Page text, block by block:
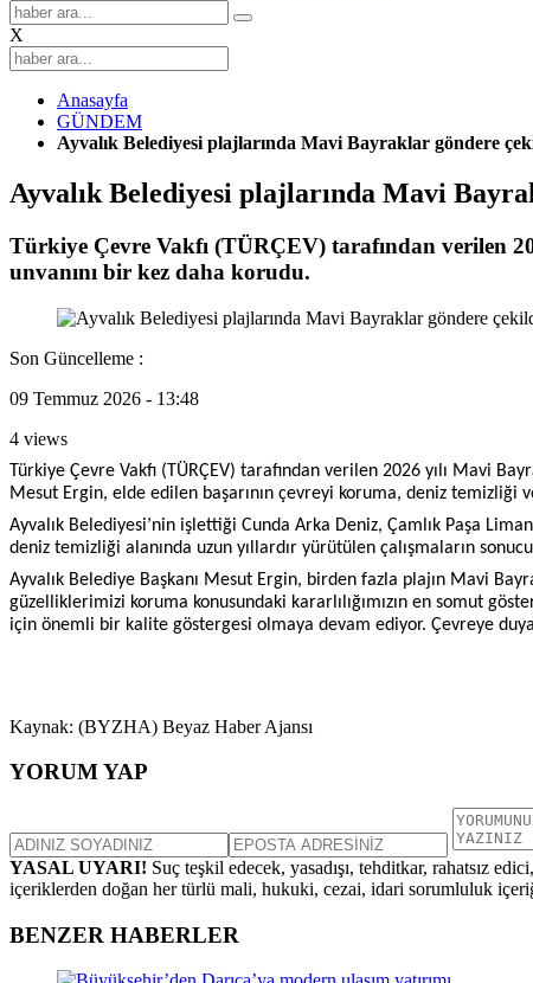
X
Anasayfa
GÜNDEM
Ayvalık Belediyesi plajlarında Mavi Bayraklar göndere
Ayvalık Belediyesi plajlarında Mavi
Türkiye Çevre Vakfı (TÜRÇEV) tarafından verilen
unvanını bir kez daha korudu.
Son Güncelleme :
09 Temmuz 2026 - 13:48
4 views
Türkiye Çevre Vakfı (TÜRÇEV) tarafından verilen 2026 yılı Mavi
Mesut Ergin, elde edilen başarının çevreyi koruma, deniz temizliği
Ayvalık Belediyesi’nin işlettiği Cunda Arka Deniz, Çamlık Paşa
deniz temizliği alanında uzun yıllardır yürütülen çalışmaların
Ayvalık Belediye Başkanı Mesut Ergin, birden fazla plajın Mavi
güzelliklerimizi koruma konusundaki kararlılığımızın en somut
için önemli bir kalite göstergesi olmaya devam ediyor. Çevreye
Kaynak: (BYZHA) Beyaz Haber Ajansı
YORUM YAP
YASAL UYARI! Suç teşkil edecek, yasadışı, tehditkar, rahatsız
içeriklerden doğan her türlü mali, hukuki, cezai, idari sorumluluk
BENZER HABERLER